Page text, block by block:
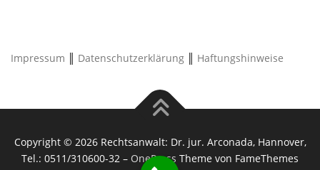
Impressum Datenschutzerklärung Haftungshinweise
Copyright © 2026 Rechtsanwalt: Dr. jur. Arconada, Hannover,
Tel.: 0511/310600-32 – OnePress Theme von FameThemes